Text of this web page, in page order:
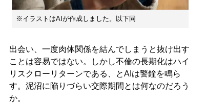
※イラストはAIが作成しました。以下同
出会い、一度肉体関係を結んでしまうと抜け出す
ことは容易ではない。しかし不倫の長期化はハイ
リスクローリターンである、とAIは警鐘を鳴ら
す。泥沼に陥りづらい交際期間とは何なのだろう
か。